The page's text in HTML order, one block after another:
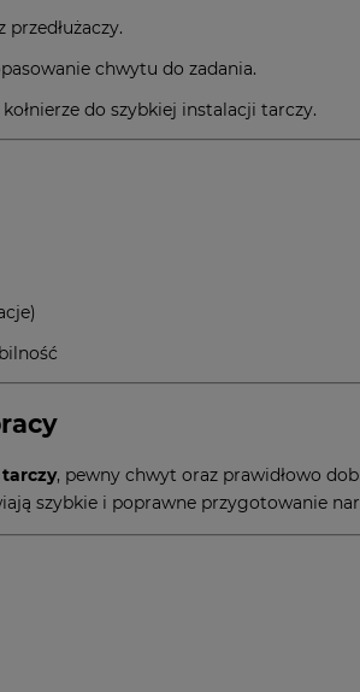
chwytu do zadania.
do szybkiej instalacji tarczy.
tarczy, pewny chwyt oraz prawidłowo
szybkie i poprawne przygotowanie